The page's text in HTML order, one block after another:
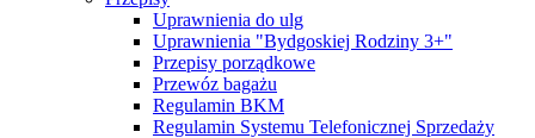
Uprawnienia do ulg
Uprawnienia "Bydgoskiej Rodziny 3+"
Przepisy porządkowe
Przewóz bagażu
Regulamin BKM
Regulamin Systemu Telefonicznej Sprzedaży